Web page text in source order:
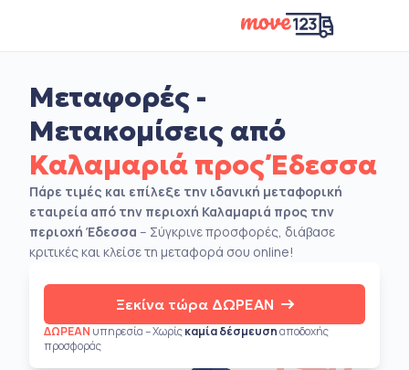
Μεταφορές -
Μετακομίσεις από
Καλαμαριά προς Έδεσσα
Πάρε τιμές και επίλεξε την ιδανική μεταφορική
εταιρεία από την περιοχή Καλαμαριά προς την
περιοχή Έδεσσα – Σύγκρινε προσφορές, διάβασε
κριτικές και κλείσε τη μεταφορά σου online!
Ξεκίνα τώρα ΔΩΡΕΑΝ
ΔΩΡΕΑΝ υπηρεσία – Χωρίςκαμία δέσμευσηαποδοχής
προσφοράς